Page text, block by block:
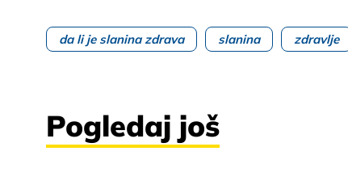
da li je slanina zdrava slanina zdravlje
Pogledaj još